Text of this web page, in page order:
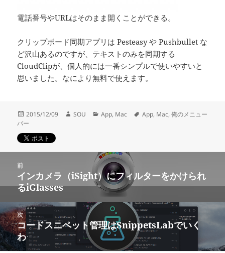
電話番号やURLはそのまま開くことができる。
クリップボード同期アプリは Pesteasy や Pushbullet な
ど沢山あるのですが、テキストのみを同期する
CloudClipが、個人的には一番シンプルで使いやすいと
思いました。なにより無料で使えます。
投
稿
日:
2015/12/09
作
SOU
カ
App, Mac
タ
App, Mac,俺のメニュー
バー
ゲ
ー
シ
ョ
前
前
の
投
稿:
インカメラ（iSight）にフィルターをかけられ
るiGlasses
次
次
の
投
コードスニペット管理はSnippetsLabでいく
わ